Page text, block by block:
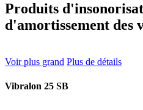
Produits
d'amortissement des
Voir plus grand Plus de détails
Vibralon 25 SB